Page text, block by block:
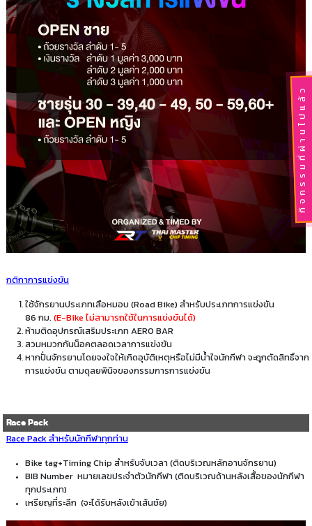
กติกาการแข่งขัน
ใช้จักรยานประเภทเสือหมอบ (Road Bike) สำหรับประเภทการแข่งขัน
86 กม.(E-Bike ไม่สามารถใช้ในการแข่งขันได้)
ห้ามติดอุปกรณ์เสริมประเภท AERO BAR
สวมหมวกกันน็อคตลอดเวลาการแข่งขัน
หากปั่นจักรยานโดยจงใจให้เกิดอุบัติเหตุหรือไม่มีน้ำใจนักกีฬา จะถูกตัดสิทธิ์จาก
การแข่งขัน ตามดุลยพินิจของกรรมการการแข่งขัน
Race Pack
Race Pack สำหรับนักกีฬาทุกท่าน
Bike tag+Timing Chip สำหรับจับเวลา (ติดบริเวณหลักอานจักรยาน)
BIB Number หมายเลขประจำตัวนักกีฬา (ติดบริเวณด้านหลังเสื้อของนักกีฬา
ทุกประเภท)
เหรียญที่ระลึก (จะได้รับหลังเข้าเส้นชัย)
กิจกรรมที่ผ่านไปแล้ว